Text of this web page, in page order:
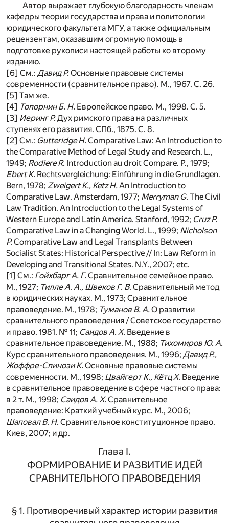
Автор выражает глубокую благодарность членам
кафедры теории государства и права и политологии
юридического факультета МГУ, а также официальным
рецензентам, оказавшим огромную помощь в
подготовке рукописи настоящей работы ко второму
изданию.
[6] См.: Давид Р.Основные правовые системы
современности (сравнительное право). М., 1967. С. 26.
[5] Там же.
[4] Топорнин Б. Н. Европейское право. М., 1998. С. 5.
[3] Иеринг Р.Дух римского права на различных
ступенях его развития. СПб., 1875. С. 8.
[2] См.: Gutteridge H. Comparative Law: An Introduction to
the Comparative Method of Legal Study and Research. L.,
1949; Rodiere R. Introduction au droit Compare. P., 1979;
Ebert K. Rechtsvergleichung: Einführung in die Grundlagen.
Bern, 1978; Zweigert K., Ketz H. An Introduction to
Comparative Law. Amsterdam, 1977; Merryman G. The Civil
Law Tradition. An Introduction to the Legal Systems of
Western Europe and Latin America. Stanford, 1992; Cruz P.
Comparative Law in a Changing World. L., 1999; Nicholson
P.Comparative Law and Legal Transplants Between
Socialist States: Historical Perspective // In: Law Reform in
Developing and Transitional States. N.Y., 2007; etc.
[1] См.: Гойхбарг А. Г. Сравнительное семейное право.
М., 1927; Тилле А. А., Швеков Г. В. Сравнительный метод
в юридических науках. М., 1973; Сравнительное
правоведение. М., 1978; Туманов В. А. О развитии
сравнительного правоведения / Советское государство
и право. 1981. № 11; Саидов А. X. Введение в
сравнительное правоведение. М., 1988; Тихомиров Ю. А.
Курс сравнительного правоведения. М., 1996; Давид Р.,
Жоффре-Спинози К. Основные правовые системы
современности. М., 1998; Цвайгерт К., Кётц X. Введение
в сравнительное правоведение в сфере частного права:
в 2 т. М., 1998; Саидов А. Х. Сравнительное
правоведение: Краткий учебный курс. М., 2006;
Шаповал В. Н. Сравнительное конституционное право.
Киев, 2007; и др.
Глава I.
ФОРМИРОВАНИЕ И РАЗВИТИЕ ИДЕЙ
СРАВНИТЕЛЬНОГО ПРАВОВЕДЕНИЯ
§ 1. Противоречивый характер истории развития